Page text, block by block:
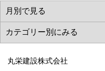
丸栄建設株式会社